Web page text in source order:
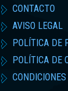
CONTACTO
AVISO LEGAL
POLÍTICA DE
POLÍTICA DE